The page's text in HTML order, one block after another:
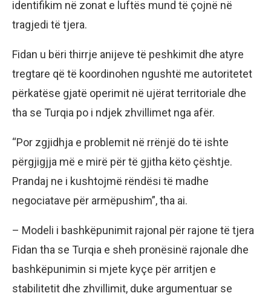
identifikim në zonat e luftës mund të çojnë në
tragjedi të tjera.
Fidan u bëri thirrje anijeve të peshkimit dhe atyre
tregtare që të koordinohen ngushtë me autoritetet
përkatëse gjatë operimit në ujërat territoriale dhe
tha se Turqia po i ndjek zhvillimet nga afër.
“Por zgjidhja e problemit në rrënjë do të ishte
përgjigjja më e mirë për të gjitha këto çështje.
Prandaj ne i kushtojmë rëndësi të madhe
negociatave për armëpushim”, tha ai.
– Modeli i bashkëpunimit rajonal për rajone të tjera
Fidan tha se Turqia e sheh pronësinë rajonale dhe
bashkëpunimin si mjete kyçe për arritjen e
stabilitetit dhe zhvillimit, duke argumentuar se